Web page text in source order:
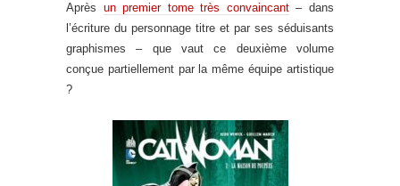
Après un premier tome très convaincant– dans
l’écriture du personnage titre et par ses séduisants
graphismes – que vaut ce deuxième volume
conçue partiellement par la même équipe artistique
?